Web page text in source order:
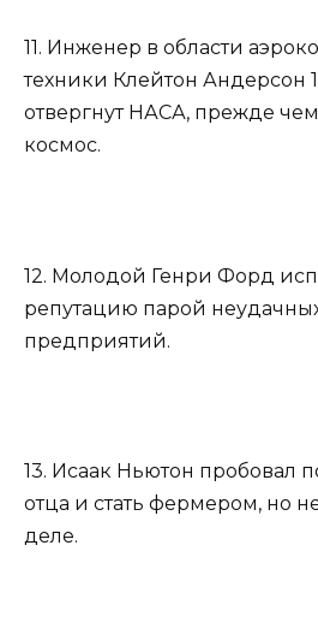
11. Инженер в области
техники Клейтон Андерсон
отвергнут НАСА, прежде
космос.
12. Молодой Генри Форд
репутацию парой
предприятий.
13. Исаак Ньютон пробовал
отца и стать фермером, но
деле.